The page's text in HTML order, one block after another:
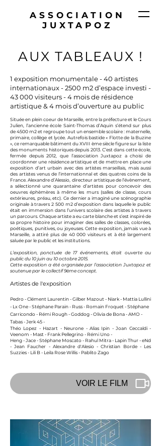
ASSOCIATION
JUXTAPOZ
AUX TABLEAUX !
1 exposition monumentale -40 artistes
internationaux - 2500 m2 d’espace investi -
43 000 visiteurs -4 mois de résidence
artistique & 4 mois d’ouverture au public
Située en plein coeur de Marseille, entre la préfecture et le Cours
Julien, l’ancienne école Saint-Thomas d’Aquin s’étend sur plus
de 4500 m2 et regroupe tout un ensemble scolaire : maternelle,
primaire, collège et lycée. Autrefois bastide « Flotte de la Buzine
», ce remarquable bâtiment du XVIII ème siècle figure sur la liste
des monuments historiques depuis 2013. C’est dans cette école,
fermée depuis 2012, que l’association Juxtapoz a choisi de
coordonner une résidence artistique et de mettre en place une
exposition d’art urbain avec des artistes marseillais, mais aussi
des artistes venus de l’internationnal et des quatres coins de la
France. Alexandre d’Alessio, directeur artistique de l’évènement,
a sélectionné une quarantaine d’artistes pour concevoir des
oeuvres éphèmères à même les murs (salles de classe, cours
extérieures, préau, etc). Ce dernier a imaginé une scénographie
originale à travers 2 500 m2 d’exposition dans laquelle le public
était en immersion dans l’univers scolaire des artistes à travers
un parcours. Chaque artiste a eu carte blanche et s’est inspiré de
sa propre histoire pour imaginer des salles de classes, colorées,
poétiques, punitives, ou joyeuses. Cette exposition, jamais vue à
Marseille, a attiré plus de 40 000 visiteurs et à été largement
saluée par le public et les institutions.
L’exposition, ponctuée de 17 événements, était ouverte au
public du 10 juin au 10 octobre 2015.
Cette exposition a été organisée par l’association Juxtapoz et
soutenue par le collectif 9ème concept.
Artistes de l'exposition
Pedro - Clément Laurentin - Gilber Mazout - Niark - Mattia Lullini
- Lx One - Stéphane Parain - Russ - Romain Froquet - Stéphane
Carricondo - Rémi Rough - Goddog - Olivia de Bona - AMO -
Tabas - Jerk 45 -
Théo Lopez - Hazart - Neurone - Alias Ipin - Joan Ceccaldi -
Veenom - Mast - Frank Pellegrino - Rémi Uno -
Heng - Jace - Stéphane Moscato - Rahul Mitra - LapinThur - eNd
- Jean Faucher - Alexandre d'Alesio - Christian Borde - Les
Suzzies - Lili B - Leila Rose Willis - Pablito Zago
VOIR LE FILM